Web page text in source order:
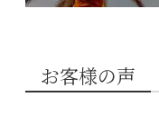
お客様の声